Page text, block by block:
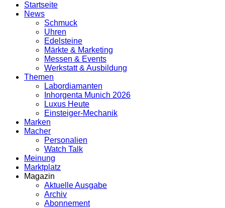
Startseite
News
Schmuck
Uhren
Edelsteine
Märkte & Marketing
Messen & Events
Werkstatt & Ausbildung
Themen
Labordiamanten
Inhorgenta Munich 2026
Luxus Heute
Einsteiger-Mechanik
Marken
Macher
Personalien
Watch Talk
Meinung
Marktplatz
Magazin
Aktuelle Ausgabe
Archiv
Abonnement